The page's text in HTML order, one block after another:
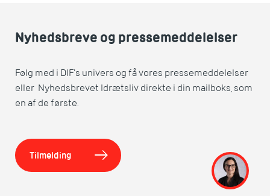
Nyhedsbreve og pressemeddelelser
Følg med i DIF's univers og få vores pressemeddelelser
eller Nyhedsbrevet Idrætsliv direkte i din mailboks, som
en af de første.
Tilmelding